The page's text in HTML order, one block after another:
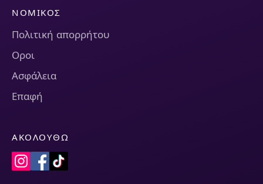
ΝΟΜΙΚΌΣ
Πολιτική απορρήτου
Οροι
Ασφάλεια
Επαφή
ΑΚΟΛΟΥΘΏ